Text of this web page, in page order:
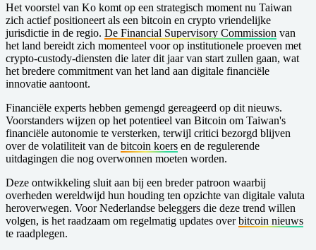
Het voorstel van Ko komt op een strategisch moment nu Taiwan
zich actief positioneert als een bitcoin en crypto vriendelijke
jurisdictie in de regio. De Financial Supervisory Commission van
het land bereidt zich momenteel voor op institutionele proeven met
crypto-custody-diensten die later dit jaar van start zullen gaan, wat
het bredere commitment van het land aan digitale financiële
innovatie aantoont.
Financiële experts hebben gemengd gereageerd op dit nieuws.
Voorstanders wijzen op het potentieel van Bitcoin om Taiwan's
financiële autonomie te versterken, terwijl critici bezorgd blijven
over de volatiliteit van de bitcoin koers en de regulerende
uitdagingen die nog overwonnen moeten worden.
Deze ontwikkeling sluit aan bij een breder patroon waarbij
overheden wereldwijd hun houding ten opzichte van digitale valuta
heroverwegen. Voor Nederlandse beleggers die deze trend willen
volgen, is het raadzaam om regelmatig updates overbitcoin nieuws
te raadplegen.